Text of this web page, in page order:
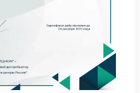
ускорить повреждение
отверстия;
кабелей;
самостоятельно.
меняют аккумуляторы,